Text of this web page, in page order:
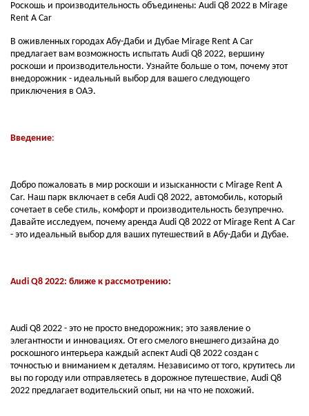
Роскошь и производительность объединены: Audi Q8 2022 в Mirage
Rent A Car
В оживленных городах Абу-Даби и Дубае Mirage Rent A Car
предлагает вам возможность испытать Audi Q8 2022, вершину
роскоши и производительности. Узнайте больше о том, почему этот
внедорожник - идеальный выбор для вашего следующего
приключения в ОАЭ.
Введение:
Добро пожаловать в мир роскоши и изысканности с Mirage Rent A
Car. Наш парк включает в себя Audi Q8 2022, автомобиль, который
сочетает в себе стиль, комфорт и производительность безупречно.
Давайте исследуем, почему аренда Audi Q8 2022 от Mirage Rent A Car
- это идеальный выбор для ваших путешествий в Абу-Даби и Дубае.
Audi Q8 2022: ближе к рассмотрению:
Audi Q8 2022 - это не просто внедорожник; это заявление о
элегантности и инновациях. От его смелого внешнего дизайна до
роскошного интерьера каждый аспект Audi Q8 2022 создан с
точностью и вниманием к деталям. Независимо от того, крутитесь ли
вы по городу или отправляетесь в дорожное путешествие, Audi Q8
2022 предлагает водительский опыт, ни на что не похожий.